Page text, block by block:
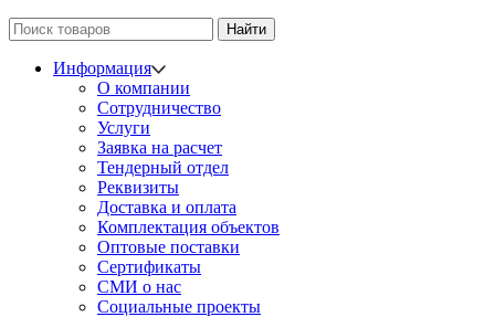
Найти
Информация
О компании
Сотрудничество
Услуги
Заявка на расчет
Тендерный отдел
Реквизиты
Доставка и оплата
Комплектация объектов
Оптовые поставки
Сертификаты
СМИ о нас
Социальные проекты